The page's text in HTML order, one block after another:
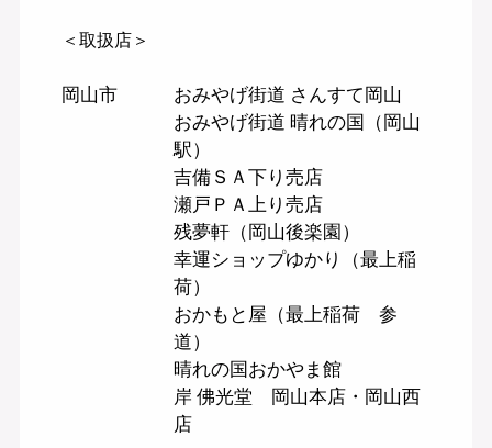
＜取扱店＞
岡山市 おみやげ街道 さんすて岡山
おみやげ街道 晴れの国（岡山
駅）
吉備ＳＡ下り売店
瀬戸ＰＡ上り売店
残夢軒（岡山後楽園）
幸運ショップゆかり（最上稲
荷）
おかもと屋（最上稲荷 参
道）
晴れの国おかやま館
岸 佛光堂 岡山本店・岡山西
店